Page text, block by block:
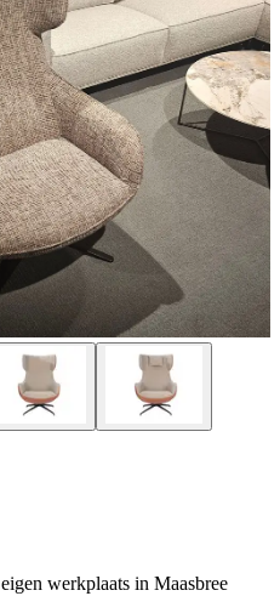
werkplaats in Maasbree